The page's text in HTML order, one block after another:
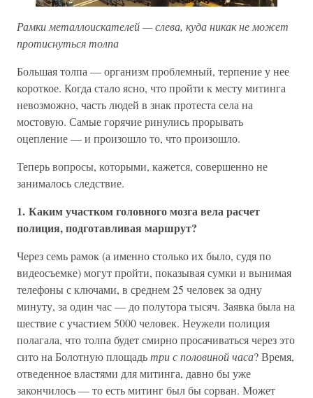
Рамки металлоискателей — слева, куда никак не может
протиснуться толпа
Большая толпа — организм проблемный, терпение у нее
короткое. Когда стало ясно, что пройти к месту митинга
невозможно, часть людей в знак протеста села на
мостовую. Самые горячие ринулись прорывать
оцепление — и произошло то, что произошло.
Теперь вопросы, которыми, кажется, совершенно не
занималось следствие.
1. Каким участком головного мозга вела расчет
полиция, подготавливая маршрут?
Через семь рамок (а именно столько их было, судя по
видеосъемке) могут пройти, показывая сумки и вынимая
телефоны с ключами, в среднем 25 человек за одну
минуту, за один час — до полутора тысяч. Заявка была на
шествие с участием 5000 человек. Неужели полиция
полагала, что толпа будет смирно просачиваться через это
сито на Болотную площадьтри с половиной часа? Время,
отведенное властями для митинга, давно бы уже
закончилось — то есть митинг был бы сорван. Может